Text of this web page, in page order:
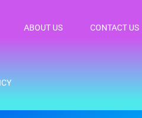
ABOUT US CONTACT US